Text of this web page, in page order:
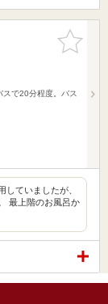
お気に入
りに追加
で20分程度。バス
していましたが、
最上階のお風呂か